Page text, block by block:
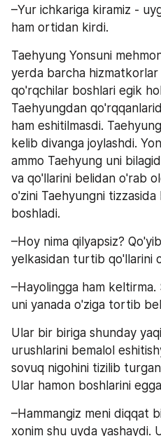
–Yur ichkariga kiramiz -
ham ortidan kirdi.
Taehyung Yonsuni
yerda barcha
qo'rqchilar boshlari egik
Taehyungdan
ham eshitilmasdi.
kelib divanga joylashdi.
ammo Taehyung uni
va qo'llarini belidan o'rab
o'zini Taehyungni
boshladi.
–Hoy nima qilyapsiz?
yelkasidan turtib qo'llarini
–Hayolingga ham
uni yanada o'ziga tortib
Ular bir biriga shunday
urushlarini bemalol
sovuq nigohini tizilib
Ular hamon boshlarini
–Hammangiz meni diqqat
xonim shu uyda yashaydi.